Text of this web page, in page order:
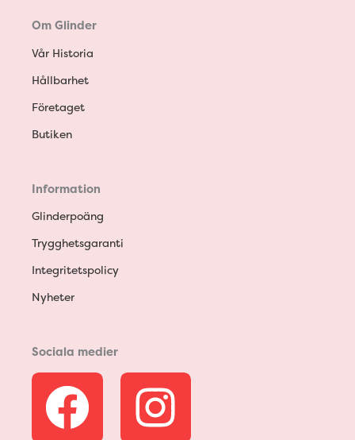
Om Glinder
Vår Historia
Hållbarhet
Företaget
Butiken
Information
Glinderpoäng
Trygghetsgaranti
Integritetspolicy
Nyheter
Sociala medier
F I